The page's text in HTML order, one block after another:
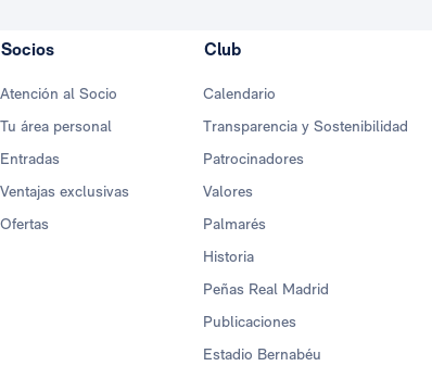
Socios
Atención al Socio
Tu área personal
Entradas
Ventajas exclusivas
Ofertas
Club
Calendario
Transparencia y Sostenibilidad
Patrocinadores
Valores
Palmarés
Historia
Peñas Real Madrid
Publicaciones
Estadio Bernabéu